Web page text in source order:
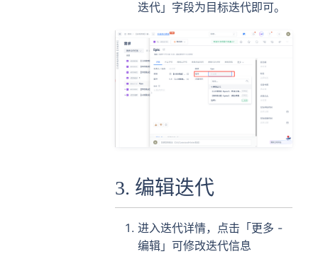
迭代」字段为目标迭代即可。
3. 编辑迭代
进入迭代详情，点击「更多 -
编辑」可修改迭代信息